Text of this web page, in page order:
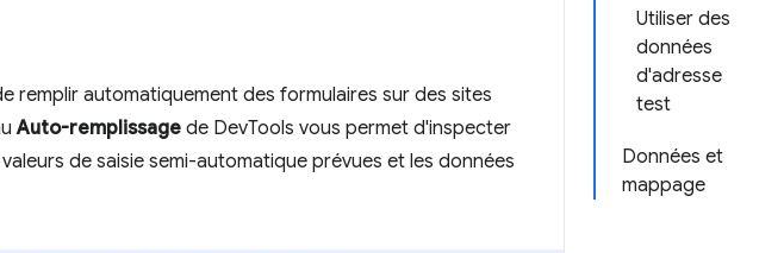
Utiliser des
données
d'adresse
test
Données et
mappage
remplir automatiquement des formulaires sur des sites
Auto-remplissage de DevTools vous permet d'inspecter
de saisie semi-automatique prévues et les données